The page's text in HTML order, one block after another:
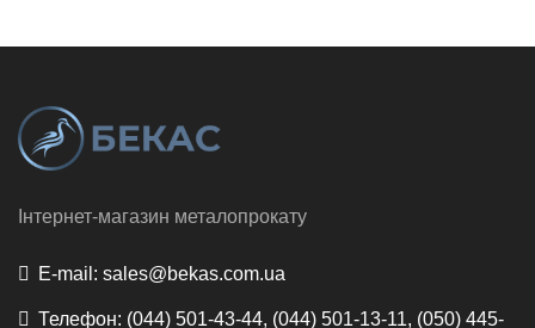
Інтернет-магазин металопрокату
E-mail: sales@bekas.com.ua
Телефон: (044) 501-43-44, (044) 501-13-11, (050) 445-